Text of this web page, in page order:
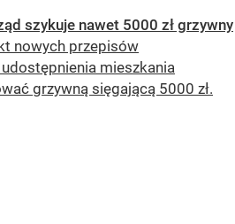
szykuje nawet 5000 zł grzywny
nowych przepisów
mieszkania
grzywną sięgającą 5000 zł.